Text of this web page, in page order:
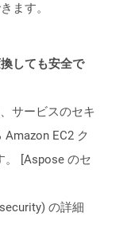
ます。
しても安全で
サービスのセキ
EC2 ク
。 [Aspose のセ
の詳細